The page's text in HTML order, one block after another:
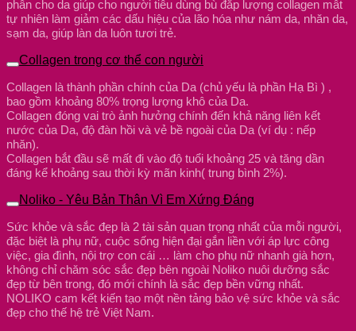
phân cho da giúp cho người tiêu dùng bù đắp lượng collagen mât
tự nhiên làm giảm các dấu hiệu của lão hóa như nám da, nhăn da,
sạm da, giúp làn da luôn tươi trẻ.
Collagen trong cơ thể con người
Collagen là thành phần chính của Da (chủ yếu là phần Hạ Bì ) ,
bao gồm khoảng 80% trọng lượng khô của Da.
Collagen đóng vai trò ảnh hưởng chính đến khả năng liên kết
nước của Da, độ đàn hồi và vẻ bề ngoài của Da (ví dụ : nếp
nhăn).
Collagen bắt đầu sẽ mất đi vào độ tuổi khoảng 25 và tăng dần
đáng kể khoảng sau thời kỳ mãn kinh( trung bình 2%).
Noliko - Yêu Bản Thân Vì Em Xứng Đáng
Sức khỏe và sắc đẹp là 2 tài sản quan trọng nhất của mỗi người,
đặc biệt là phụ nữ, cuộc sống hiện đại gắn liền với áp lực công
việc, gia đình, nội trợ con cái … làm cho phụ nữ nhanh già hơn,
không chỉ chăm sóc sắc đẹp bên ngoài Noliko nuôi dưỡng sắc
đẹp từ bên trong, đó mới chính là sắc đẹp bền vững nhất.
NOLIKO cam kết kiến tạo một nền tảng bảo vệ sức khỏe và sắc
đẹp cho thế hệ trẻ Việt Nam.